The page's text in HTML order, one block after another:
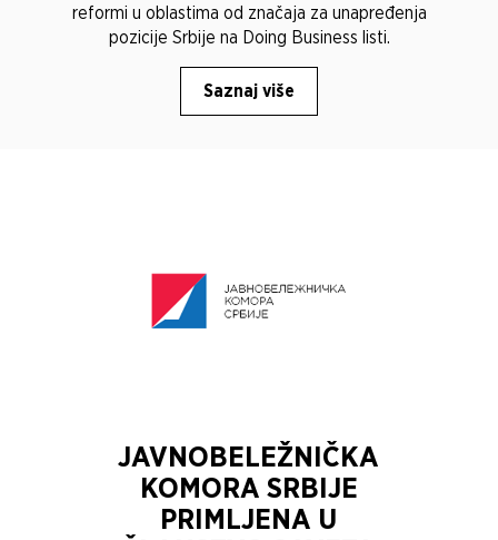
reformi u oblastima od značaja za unapređenja
pozicije Srbije na Doing Business listi.
Saznaj više
JAVNOBELEŽNIČKA
KOMORA SRBIJE
PRIMLJENA U